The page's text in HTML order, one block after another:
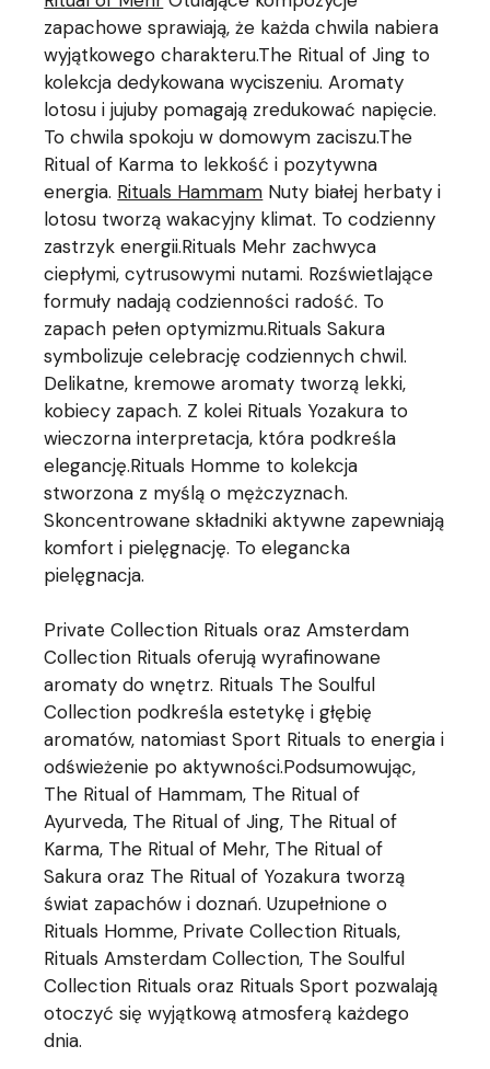
zapachowe sprawiają, że każda chwila nabiera
wyjątkowego charakteru.The Ritual of Jing to
kolekcja dedykowana wyciszeniu. Aromaty
lotosu i jujuby pomagają zredukować napięcie.
To chwila spokoju w domowym zaciszu.The
Ritual of Karma to lekkość i pozytywna
energia. Rituals Hammam Nuty białej herbaty i
lotosu tworzą wakacyjny klimat. To codzienny
zastrzyk energii.Rituals Mehr zachwyca
ciepłymi, cytrusowymi nutami. Rozświetlające
formuły nadają codzienności radość. To
zapach pełen optymizmu.Rituals Sakura
symbolizuje celebrację codziennych chwil.
Delikatne, kremowe aromaty tworzą lekki,
kobiecy zapach. Z kolei Rituals Yozakura to
wieczorna interpretacja, która podkreśla
elegancję.Rituals Homme to kolekcja
stworzona z myślą o mężczyznach.
Skoncentrowane składniki aktywne zapewniają
komfort i pielęgnację. To elegancka
pielęgnacja.
Private Collection Rituals oraz Amsterdam
Collection Rituals oferują wyrafinowane
aromaty do wnętrz. Rituals The Soulful
Collection podkreśla estetykę i głębię
aromatów, natomiast Sport Rituals to energia i
odświeżenie po aktywności.Podsumowując,
The Ritual of Hammam, The Ritual of
Ayurveda, The Ritual of Jing, The Ritual of
Karma, The Ritual of Mehr, The Ritual of
Sakura oraz The Ritual of Yozakura tworzą
świat zapachów i doznań. Uzupełnione o
Rituals Homme, Private Collection Rituals,
Rituals Amsterdam Collection, The Soulful
Collection Rituals oraz Rituals Sport pozwalają
otoczyć się wyjątkową atmosferą każdego
dnia.